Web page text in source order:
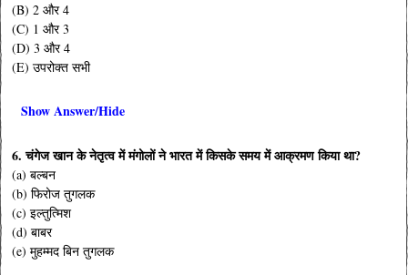
(B) 2 और 4
(C) 1 और 3
(D) 3 और 4
(E) उपरोक्त सभी
Show Answer/Hide
6. चंगेज खान के नेतृत्व में मंगोलों ने भारत में किसके समय में आक्रमण किया था?
(a) बल्बन
(b) फिरोज तुगलक
(c) इल्तुत्मिश
(d) बाबर
(e) मुहम्मद बिन तुगलक